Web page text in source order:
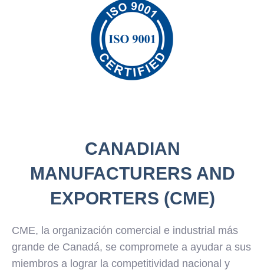
CANADIAN
MANUFACTURERS AND
EXPORTERS (CME)
CME, la organización comercial e industrial más
grande de Canadá, se compromete a ayudar a sus
miembros a lograr la competitividad nacional y